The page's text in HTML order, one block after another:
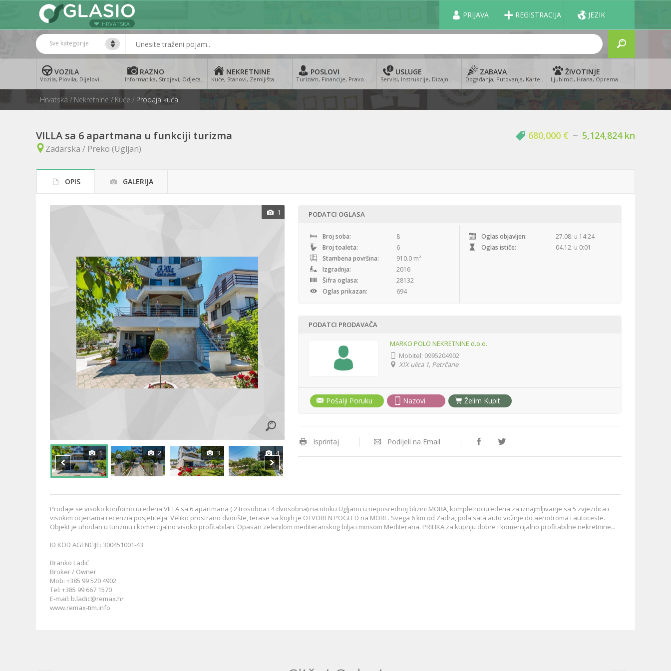
HRVATSKA
PRIJAVA REGISTRACIJA JEZIK
Sve kategorije
VOZILA
Vozila, Plovila, Dijelovi..
RAZNO
Informatika, Strojevi, Odjeća..
NEKRETNINE
Kuće, Stanovi, Zemljišta..
POSLOVI
Turizam, Financije, Pravo..
USLUGE
Servisi, Instrukcije, Dizajn..
ZABAVA
Događanja, Putovanja, Karte..
ŽIVOTINJE
Ljubimci, Hrana, Oprema..
Hrvatska Nekretnine Kuće Prodaja kuća
VILLA sa 6 apartmana u funkciji turizma
Zadarska / Preko (Ugljan)
680,000 € ~ 5,124,824 kn
OPIS GALERIJA
1
1 2 3 4
PODATCI OGLASA
Broj soba:
8
Broj toaleta:
6
Stambena površina:
910.0 m²
Izgradnja:
2016
Šifra oglasa:
28132
Oglas prikazan:
694
Oglas objavljen:
27.08. u 14:24
Oglas ističe:
04.12. u 0:01
PODATCI PRODAVAČA
MARKO POLO NEKRETNINE d.o.o.
Mobitel: 0995204902
XIX ulica 1, Petrčane
Pošalji Poruku Nazovi Želim Kupit
Isprintaj Podijeli na Email
Prodaje se visoko konforno uređena VILLA sa 6 apartmana ( 2 trosobna i 4 dvosobna) na otoku Ugljanu u neposrednoj blizini MORA, kompletno uređena za iznajmljivanje sa 5 zvjezdica i
visokim ocjenama recenzia posjetitelja. Veliko prostrano dvorište, terase sa kojih je OTVOREN POGLED na MORE. Svega 6 km od Zadra, pola sata auto vožnje do aerodroma i autoceste.
Objekt je uhodan u turizmu i komercijalno visoko profitabilan. Opasan zelenilom mediteranskog bilja i mirisom Mediterana. PRILIKA za kupnju dobre i komercijalno profitabilne nekretnine...
ID KOD AGENCIJE: 300451001-43
Branko Ladić
Broker / Owner
Mob: +385 99 520 4902
Tel: +385 99 667 1570
E-mail: b.ladic@remax.hr
www.remax-tim.info